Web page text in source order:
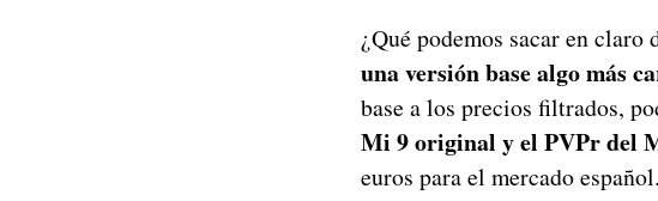
¿Qué podemos sacar en claro
una versión base algo más
base a los precios filtrados,
Mi 9 original y el PVPr del
euros para el mercado español.